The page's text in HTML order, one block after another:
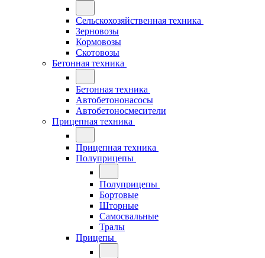
Сельскохозяйственная техника
Зерновозы
Кормовозы
Скотовозы
Бетонная техника
Бетонная техника
Автобетононасосы
Автобетоносмесители
Прицепная техника
Прицепная техника
Полуприцепы
Полуприцепы
Бортовые
Шторные
Самосвальные
Тралы
Прицепы